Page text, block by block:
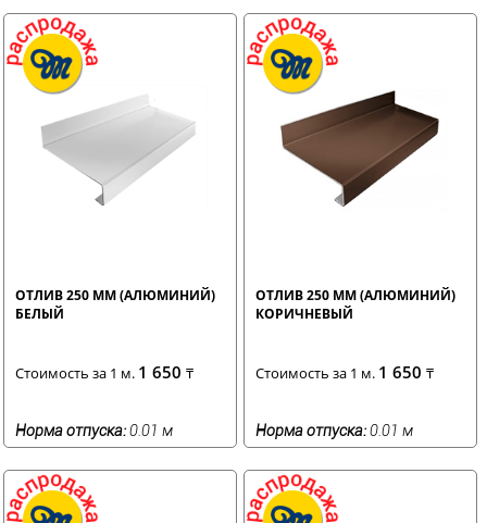
ОТЛИВ 250 ММ (АЛЮМИНИЙ)
БЕЛЫЙ
Стоимость за 1 м. 1 650 ₸
Норма отпуска:0.01 м
ОТЛИВ 250 ММ (АЛЮМИНИЙ)
КОРИЧНЕВЫЙ
Стоимость за 1 м. 1 650₸
Норма отпуска:0.01 м